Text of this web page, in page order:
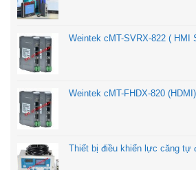
Linh kiện thay thế chính hãng
Thời gian bảo hành 3-6 tháng
Weintek cMT-SVRX-822 ( HMI
Weintek cMT-FHDX-820 (HDMI)
Thiết bị điều khiển lực căng tự